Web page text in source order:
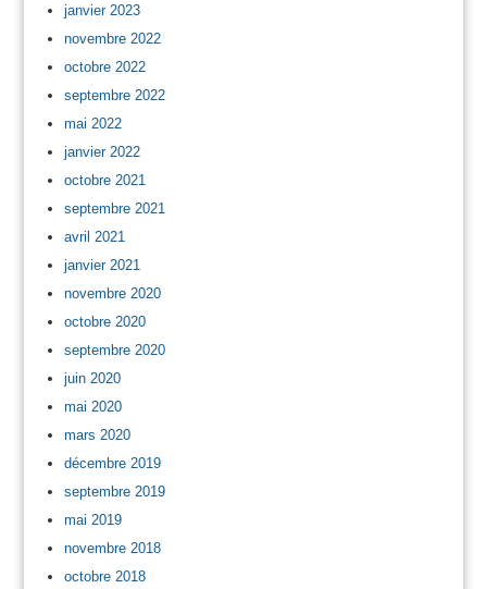
janvier 2023
novembre 2022
octobre 2022
septembre 2022
mai 2022
janvier 2022
octobre 2021
septembre 2021
avril 2021
janvier 2021
novembre 2020
octobre 2020
septembre 2020
juin 2020
mai 2020
mars 2020
décembre 2019
septembre 2019
mai 2019
novembre 2018
octobre 2018